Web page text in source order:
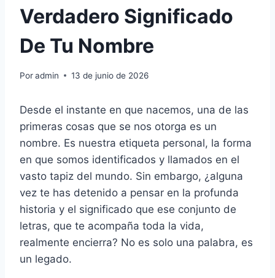
Verdadero Significado
De Tu Nombre
Poradmin 13 de junio de 2026
Desde el instante en que nacemos, una de las
primeras cosas que se nos otorga es un
nombre. Es nuestra etiqueta personal, la forma
en que somos identificados y llamados en el
vasto tapiz del mundo. Sin embargo, ¿alguna
vez te has detenido a pensar en la profunda
historia y el significado que ese conjunto de
letras, que te acompaña toda la vida,
realmente encierra? No es solo una palabra, es
un legado.